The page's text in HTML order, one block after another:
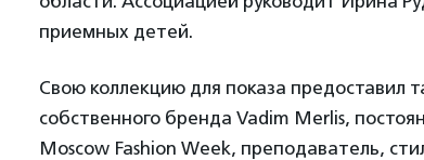
приемных детей.
Свою коллекцию для показа предоставил
собственного бренда Vadim Merlis,
Moscow Fashion Week, преподаватель,